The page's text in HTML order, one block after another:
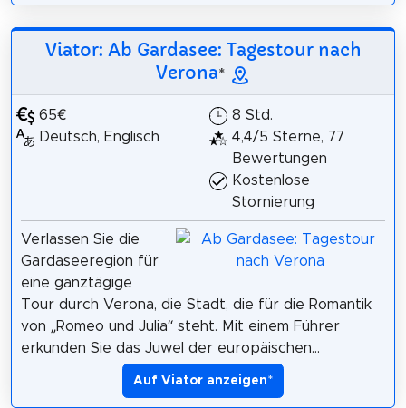
Viator: Ab Gardasee: Tagestour nach
Verona*
65€
Deutsch, Englisch
8 Std.
4,4/5 Sterne, 77
Bewertungen
Kostenlose
Stornierung
Verlassen Sie die
Gardaseeregion für
eine ganztägige
Tour durch Verona, die Stadt, die für die Romantik
von „Romeo und Julia“ steht. Mit einem Führer
erkunden Sie das Juwel der europäischen...
Auf Viator anzeigen*